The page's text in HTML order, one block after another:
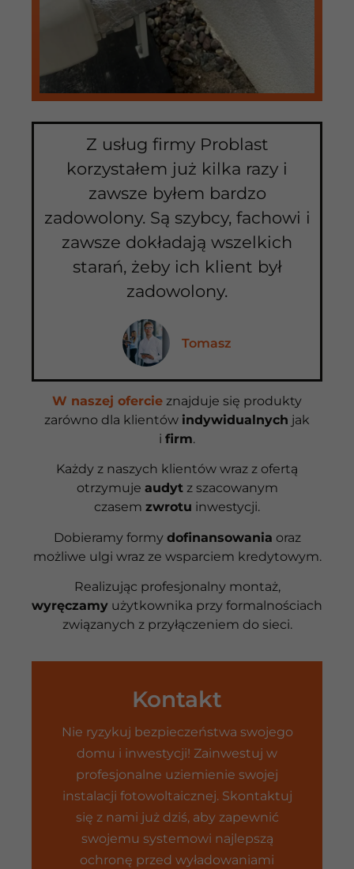
Z usług firmy Problast
korzystałem już kilka razy i
zawsze byłem bardzo
zadowolony. Są szybcy, fachowi i
zawsze dokładają wszelkich
starań, żeby ich klient był
zadowolony.
Tomasz
W naszej ofercie znajduje się produkty
zarówno dla klientów indywidualnych jak
i firm.
Każdy z naszych klientów wraz z ofertą
otrzymuje audytz szacowanym
czasem zwrotu inwestycji.
Dobieramy formy dofinansowania oraz
możliwe ulgi wraz ze wsparciem kredytowym.
Realizując profesjonalny montaż,
wyręczamy użytkownika przy formalnościach
związanych z przyłączeniem do sieci.
Kontakt
Nie ryzykuj bezpieczeństwa swojego
domu i inwestycji! Zainwestuj w
profesjonalne uziemienie swojej
instalacji fotowoltaicznej. Skontaktuj
się z nami już dziś, aby zapewnić
swojemu systemowi najlepszą
ochronę przed wyładowaniami